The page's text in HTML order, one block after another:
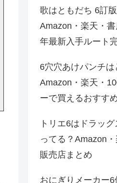
歌はともだち 6訂
Amazon・楽天・
年最新入手ルート
6穴穴あけパンチは
Amazon・楽天・
ーで買えるおすす
トリエ6はドラッ
ってる？Amazon
販売店まとめ
おにぎりメーカー6